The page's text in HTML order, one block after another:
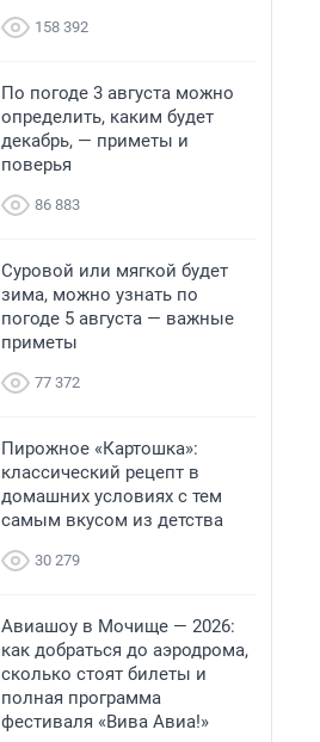
158 392
По погоде 3 августа можно
определить, каким будет
декабрь, — приметы и
поверья
86 883
Суровой или мягкой будет
зима, можно узнать по
погоде 5 августа — важные
приметы
77 372
Пирожное «Картошка»:
классический рецепт в
домашних условиях с тем
самым вкусом из детства
30 279
Авиашоу в Мочище — 2026:
как добраться до аэродрома,
сколько стоят билеты и
полная программа
фестиваля «Вива Авиа!»